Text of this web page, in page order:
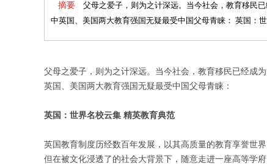
摘要
父母之爱子，则为之计深远。当今社会，教育移民
中英国、美国两大教育强国无疑最受中国父母青睐： 英国：
父母之爱子，则为之计深远。当今社会，教育移民已经成
英国、美国两大教育强国无疑最受中国父母青睐：
英国：世界名校云集 精英教育典范
英国教育制度历经数百年发展，以其高质量的教育享誉世
但在被文化浸透了的社会大背景下，随意走进一座高等学